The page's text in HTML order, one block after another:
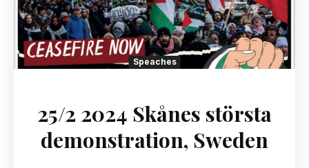
Speaches
25/2 2024 Skånes största
demonstration, Sweden